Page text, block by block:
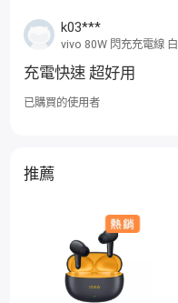
k03***
vivo 80W 閃充充電線 白
充電快速 超好用
已購買的使用者
推薦